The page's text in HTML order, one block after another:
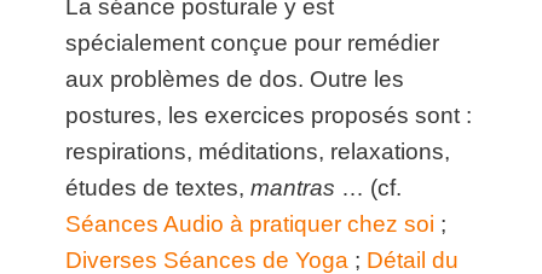
La séance posturale y est
spécialement conçue pour remédier
aux problèmes de dos. Outre les
postures, les exercices proposés sont :
respirations, méditations, relaxations,
études de textes,mantras … (cf.
Séances Audio à pratiquer chez soi ;
Diverses Séances de Yoga ; Détail du